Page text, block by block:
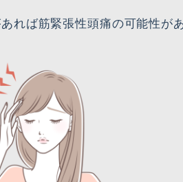
れば筋緊張性頭痛の可能性が